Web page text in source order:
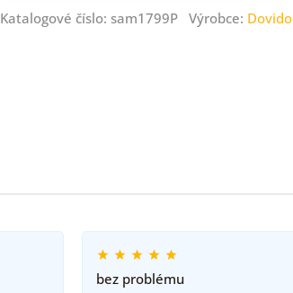
Katalogové číslo: sam1799P Výrobce: Dovido
bez problému